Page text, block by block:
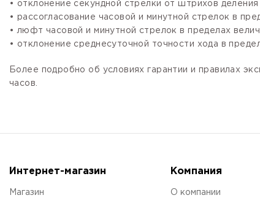
• отклонение секундной стрелки от штрихов
• рассогласование часовой и минутной стрелок в
• люфт часовой и минутной стрелок в пределах
• отклонение среднесуточной точности хода в
Более подробно об условиях гарантии и правилах
часов.
Интернет-магазин
Магазин
Компания
О компании